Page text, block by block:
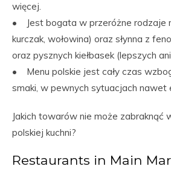
więcej.
• Jest bogata w przeróżne rodzaje
kurczak, wołowina) oraz słynna z
oraz pysznych kiełbasek (lepszych
• Menu polskie jest cały czas
smaki, w pewnych sytuacjach nawet
Jakich towarów nie może zabraknąć
polskiej kuchni?
Restaurants in Main